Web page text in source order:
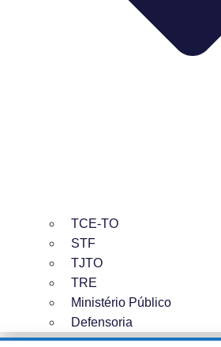
TCE-TO
STF
TJTO
TRE
Ministério Público
Defensoria